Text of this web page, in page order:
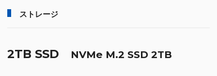
ストレージ
2TB SSD NVMe M.2 SSD 2TB